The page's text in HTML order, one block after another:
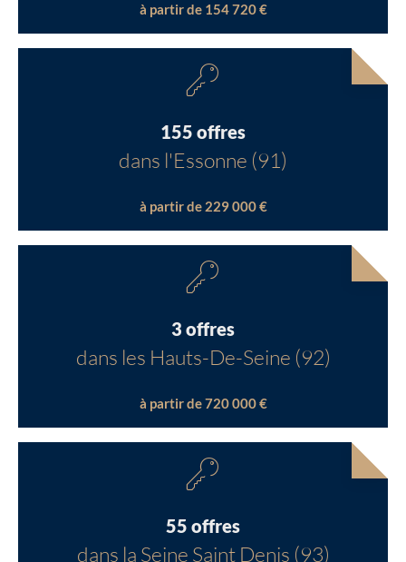
à partir de 154 720 €
155 offres
dans l'Essonne (91)
à partir de 229 000 €
3 offres
dans les Hauts-De-Seine (92)
à partir de 720 000 €
55 offres
dans la Seine Saint Denis (93)